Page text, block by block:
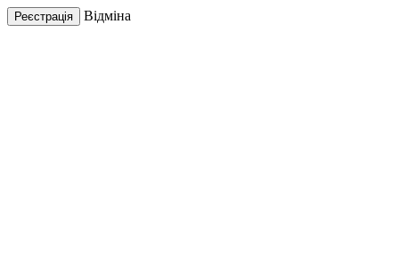
Відміна